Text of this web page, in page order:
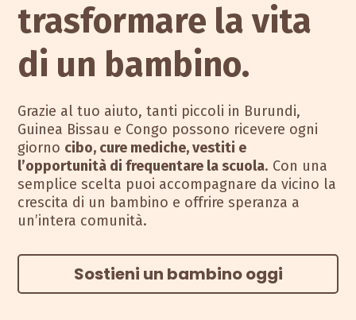
trasformare la vita
di un bambino.
Grazie al tuo aiuto, tanti piccoli in Burundi,
Guinea Bissau e Congo possono ricevere ogni
giorno cibo, cure mediche, vestiti e
l’opportunità di frequentare la scuola. Con una
semplice scelta puoi accompagnare da vicino la
crescita di un bambino e offrire speranza a
un’intera comunità.
Sostieni un bambino oggi